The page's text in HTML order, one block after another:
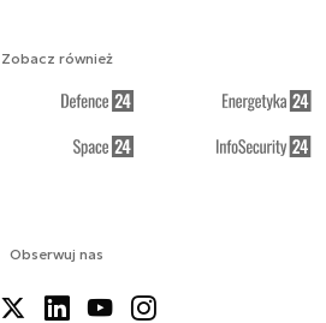
Obserwuj nas
Zobacz również